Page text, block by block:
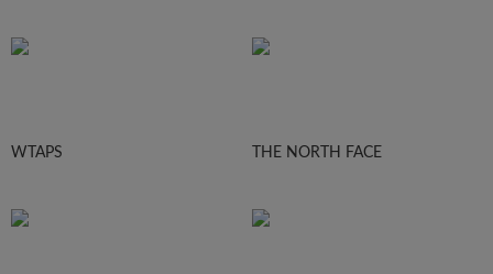
WTAPS THE NORTH FACE